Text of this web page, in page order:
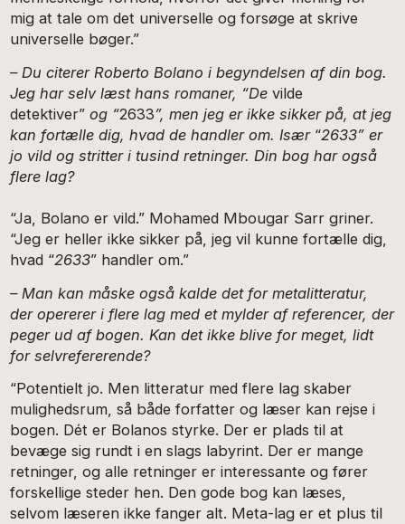
mig at tale om det universelle og forsøge at skrive
universelle bøger.”
– Du citerer Roberto Bolano i begyndelsen af din bog.
Jeg har selv læst hans romaner, “De vilde
detektiver”og “2633”, men jeg er ikke sikker på, at jeg
kan fortælle dig, hvad de handler om. Især “2633” er
jo vild og stritter i tusind retninger. Din bog har også
flere lag?
“Ja, Bolano er vild.” Mohamed Mbougar Sarr griner.
“Jeg er heller ikke sikker på, jeg vil kunne fortælle dig,
hvad “2633” handler om.”
– Man kan måske også kalde det for metalitteratur,
der opererer i flere lag med et mylder af referencer, der
peger ud af bogen. Kan det ikke blive for meget, lidt
for selvrefererende?
“Potentielt jo. Men litteratur med flere lag skaber
mulighedsrum, så både forfatter og læser kan rejse i
bogen. Dét er Bolanos styrke. Der er plads til at
bevæge sig rundt i en slags labyrint. Der er mange
retninger, og alle retninger er interessante og fører
forskellige steder hen. Den gode bog kan læses,
selvom læseren ikke fanger alt. Meta-lag er et plus til